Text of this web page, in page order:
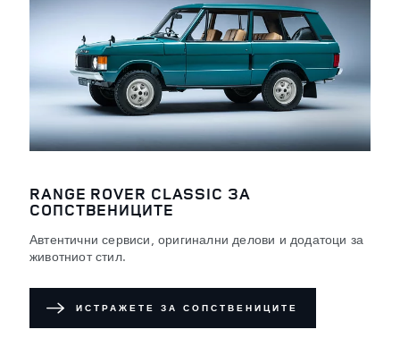
RANGE ROVER CLASSIC ЗА
СОПСТВЕНИЦИТЕ
Автентични сервиси, оригинални делови и додатоци за
животниот стил.
ИСТРАЖЕТЕ ЗА СОПСТВЕНИЦИТЕ